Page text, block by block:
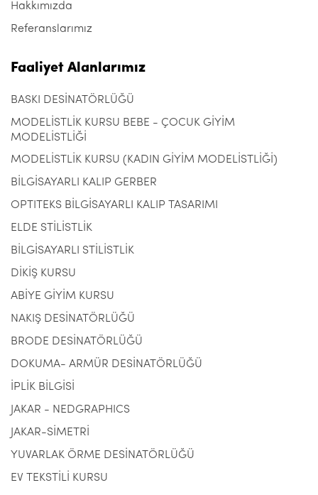
Hakkımızda
Referanslarımız
Faaliyet Alanlarımız
BASKI DESİNATÖRLÜĞÜ
MODELİSTLİK KURSU BEBE - ÇOCUK GİYİM
MODELİSTLİĞİ
MODELİSTLİK KURSU (KADIN GİYİM MODELİSTLİĞİ)
BİLGİSAYARLI KALIP GERBER
OPTITEKS BİLGİSAYARLI KALIP TASARIMI
ELDE STİLİSTLİK
BİLGİSAYARLI STİLİSTLİK
DİKİŞ KURSU
ABİYE GİYİM KURSU
NAKIŞ DESİNATÖRLÜĞÜ
BRODE DESİNATÖRLÜĞÜ
DOKUMA- ARMÜR DESİNATÖRLÜĞÜ
İPLİK BİLGİSİ
JAKAR - NEDGRAPHICS
JAKAR-SİMETRİ
YUVARLAK ÖRME DESİNATÖRLÜĞÜ
EV TEKSTİLİ KURSU